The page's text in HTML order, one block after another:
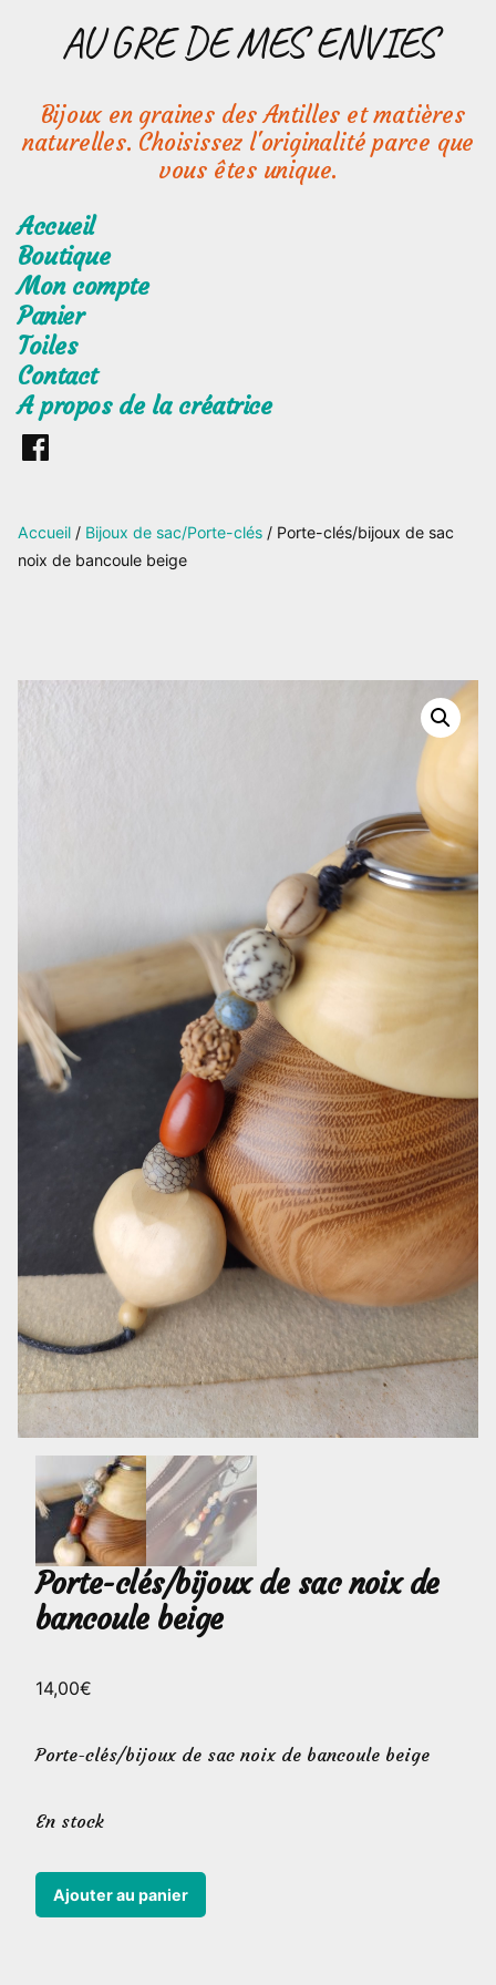
AU GRE DE MES ENVIES
Bijoux en graines des Antilles et matières
naturelles. Choisissez l'originalité parce que
vous êtes unique.
Accueil
Boutique
Mon compte
Panier
Toiles
Contact
A propos de la créatrice
Retrouvez
Facebook
Accueil / Bijoux de sac/Porte-clés / Porte-clés/bijoux de sac
noix de bancoule beige
Porte-clés/bijoux de sac noix de
bancoule beige
14,00€
Porte-clés/bijoux de sac noix de bancoule beige
En stock
quantité
de
Ajouter au panier